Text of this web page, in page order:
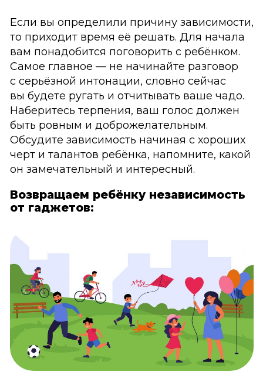
Если вы определили причину зависимости,
то приходит время её решать. Для начала
вам понадобится поговорить с ребёнком.
Самое главное — не начинайте разговор
с серьёзной интонации, словно сейчас
вы будете ругать и отчитывать ваше чадо.
Наберитесь терпения, ваш голос должен
быть ровным и доброжелательным.
Обсудите зависимость начиная с хороших
черт и талантов ребёнка, напомните, какой
он замечательный и интересный.
Возвращаем ребёнку независимость
от гаджетов: